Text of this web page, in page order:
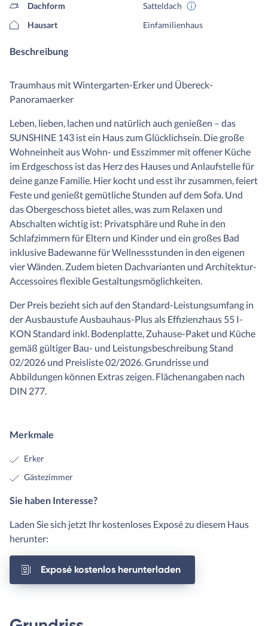
Dachform
Satteldach
Hausart
Einfamilienhaus
Beschreibung
Traumhaus mit Wintergarten-Erker und Übereck-
Panoramaerker
Leben, lieben, lachen und natürlich auch genießen – das
SUNSHINE 143 ist ein Haus zum Glücklichsein. Die große
Wohneinheit aus Wohn- und Esszimmer mit offener Küche
im Erdgeschoss ist das Herz des Hauses und Anlaufstelle für
deine ganze Familie. Hier kocht und esst ihr zusammen, feiert
Feste und genießt gemütliche Stunden auf dem Sofa. Und
das Obergeschoss bietet alles, was zum Relaxen und
Abschalten wichtig ist: Privatsphäre und Ruhe in den
Schlafzimmern für Eltern und Kinder und ein großes Bad
inklusive Badewanne für Wellnessstunden in den eigenen
vier Wänden. Zudem bieten Dachvarianten und Architektur-
Accessoires flexible Gestaltungsmöglichkeiten.
Der Preis bezieht sich auf den Standard-Leistungsumfang in
der Ausbaustufe Ausbauhaus-Plus als Effizienzhaus 55 I-
KON Standard inkl. Bodenplatte, Zuhause-Paket und Küche
gemäß gültiger Bau- und Leistungsbeschreibung Stand
02/2026 und Preisliste 02/2026. Grundrisse und
Abbildungen können Extras zeigen. Flächenangaben nach
DIN 277.
Merkmale
Erker
Gästezimmer
Sie haben Interesse?
Laden Sie sich jetzt Ihr kostenloses Exposé zu diesem Haus
herunter:
Exposé kostenlos herunterladen